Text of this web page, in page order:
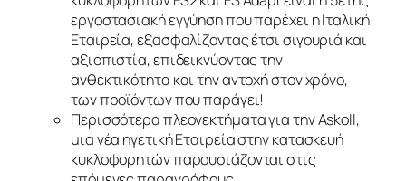
εργοστασιακή εγγύηση που παρέχει η Ιταλική
Εταιρεία, εξασφαλίζοντας έτσι σιγουριά και
αξιοπιστία, επιδεικνύοντας την
ανθεκτικότητα και την αντοχή στον χρόνο,
των προϊόντων που παράγει!
Περισσότερα πλεονεκτήματα για την Askoll,
μια νέα ηγετική Εταιρεία στην κατασκευή
κυκλοφορητών παρουσιάζονται στις